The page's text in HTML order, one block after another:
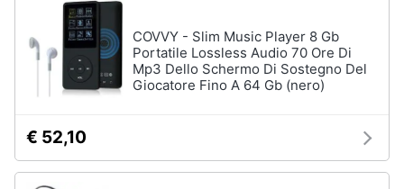
COVVY - Slim Music Player 8 Gb
Portatile Lossless Audio 70 Ore Di
Mp3 Dello Schermo Di Sostegno Del
Giocatore Fino A 64 Gb (nero)
€ 52,10